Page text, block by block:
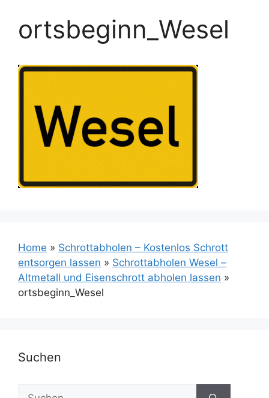
ortsbeginn_Wesel
Home » Schrottabholen – Kostenlos Schrott
entsorgen lassen » Schrottabholen Wesel –
Altmetall und Eisenschrott abholen lassen »
ortsbeginn_Wesel
Suchen
Suchen